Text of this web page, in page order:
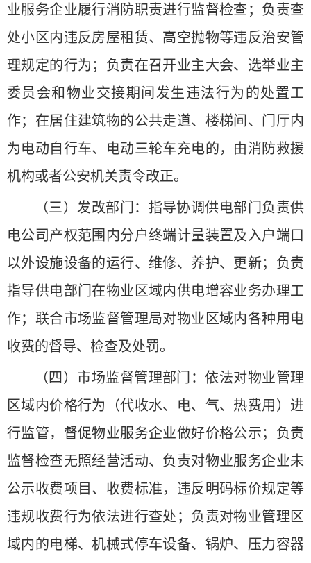
业服务企业履行消防职责进行监督检查；负责查
处小区内违反房屋租赁、高空抛物等违反治安管
理规定的行为；负责在召开业主大会、选举业主
委员会和物业交接期间发生违法行为的处置工
作；在居住建筑物的公共走道、楼梯间、门厅内
为电动自行车、电动三轮车充电的，由消防救援
机构或者公安机关责令改正。
（三）发改部门：指导协调供电部门负责供
电公司产权范围内分户终端计量装置及入户端口
以外设施设备的运行、维修、养护、更新；负责
指导供电部门在物业区域内供电增容业务办理工
作；联合市场监督管理局对物业区域内各种用电
收费的督导、检查及处罚。
（四）市场监督管理部门：依法对物业管理
区域内价格行为（代收水、电、气、热费用）进
行监管，督促物业服务企业做好价格公示；负责
监督检查无照经营活动、负责对物业服务企业未
公示收费项目、收费标准，违反明码标价规定等
违规收费行为依法进行查处；负责对物业管理区
域内的电梯、机械式停车设备、锅炉、压力容器